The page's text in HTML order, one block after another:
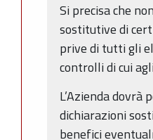
Si precisa che
sostitutive di
prive di tutti gli
controlli di cui
L’Azienda
dichiarazioni
benefici